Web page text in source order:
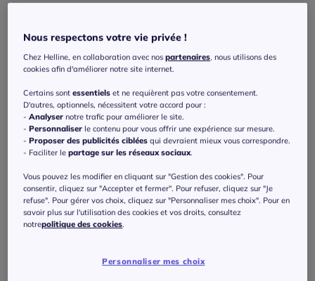
Choisir une couleur :
Nous respectons votre vie privée !
Chez Helline, en collaboration avec nospartenaires, nous utilisons des
cookies afin d'améliorer notre site internet.
Certains sontessentiels et ne requièrent pas votre consentement.
D'autres, optionnels, nécessitent votre accord pour :
-Analyser notre trafic pour améliorer le site.
-Personnaliser le contenu pour vous offrir une expérience sur mesure.
-Proposer des publicités ciblées qui devraient mieux vous correspondre.
- Faciliter lepartage sur les réseaux sociaux.
Vous pouvez les modifier en cliquant sur "Gestion des cookies". Pour
consentir, cliquez sur "Accepter et fermer". Pour refuser, cliquez sur "Je
refuse". Pour gérer vos choix, cliquez sur "Personnaliser mes choix". Pour en
savoir plus sur l'utilisation des cookies et vos droits, consultez
notrepolitique des cookies.
Personnaliser mes choix